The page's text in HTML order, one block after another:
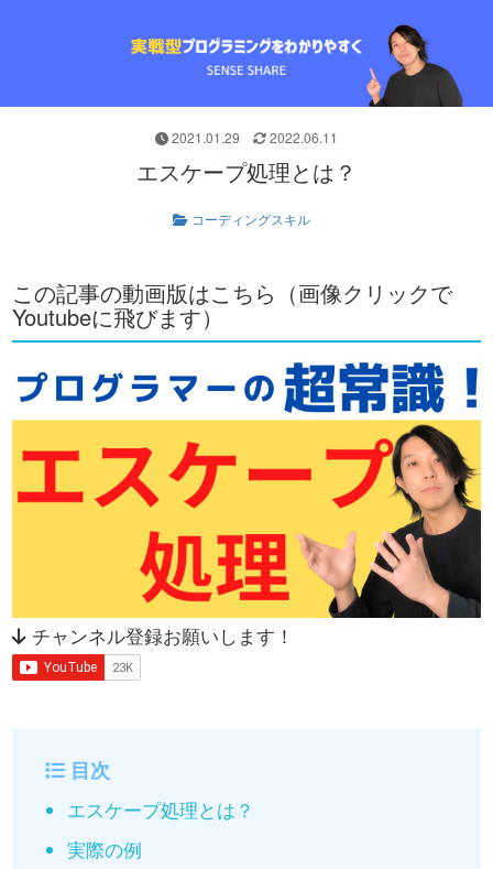
2021.01.29 2022.06.11
エスケープ処理とは？
コーディングスキル
この記事の動画版はこちら（画像クリックで
Youtubeに飛びます）
チャンネル登録お願いします！
目次
エスケープ処理とは？
実際の例